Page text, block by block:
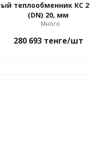
теплообменник КС
(DN) 20, мм
Много
280 693тенге/шт